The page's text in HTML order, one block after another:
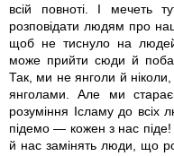
всій повноті. І мечеть
розповідати людям про
щоб не тиснуло на
може прийти сюди й
Так, ми не янголи й
янголами. Але ми
розуміння Ісламу до
підемо — кожен з нас
й нас замінять люди, що